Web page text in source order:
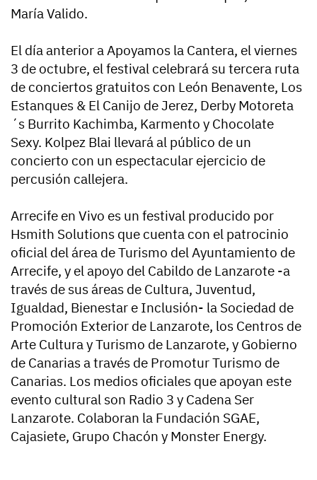
María Valido.
El día anterior a Apoyamos la Cantera, el viernes
3 de octubre, el festival celebrará su tercera ruta
de conciertos gratuitos con León Benavente, Los
Estanques & El Canijo de Jerez, Derby Motoreta
´s Burrito Kachimba, Karmento y Chocolate
Sexy. Kolpez Blai llevará al público de un
concierto con un espectacular ejercicio de
percusión callejera.
Arrecife en Vivo es un festival producido por
Hsmith Solutions que cuenta con el patrocinio
oficial del área de Turismo del Ayuntamiento de
Arrecife, y el apoyo del Cabildo de Lanzarote -a
través de sus áreas de Cultura, Juventud,
Igualdad, Bienestar e Inclusión- la Sociedad de
Promoción Exterior de Lanzarote, los Centros de
Arte Cultura y Turismo de Lanzarote, y Gobierno
de Canarias a través de Promotur Turismo de
Canarias. Los medios oficiales que apoyan este
evento cultural son Radio 3 y Cadena Ser
Lanzarote. Colaboran la Fundación SGAE,
Cajasiete, Grupo Chacón y Monster Energy.